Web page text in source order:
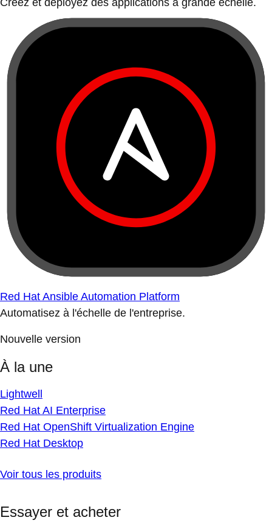
Créez et déployez des applications à grande échelle.
Red Hat Ansible Automation Platform
Automatisez à l'échelle de l'entreprise.
Nouvelle version
À la une
Lightwell
Red Hat AI Enterprise
Red Hat OpenShift Virtualization Engine
Red Hat Desktop
Voir tous les produits
Essayer et acheter